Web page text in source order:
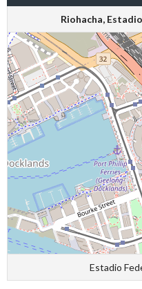
Riohacha,
Estadio